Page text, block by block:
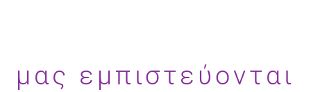
μας εμπιστεύονται